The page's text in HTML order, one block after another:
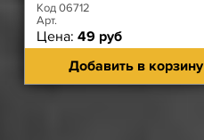
Код 06712
Арт.
Цена: 49 руб
Добавить в корзину